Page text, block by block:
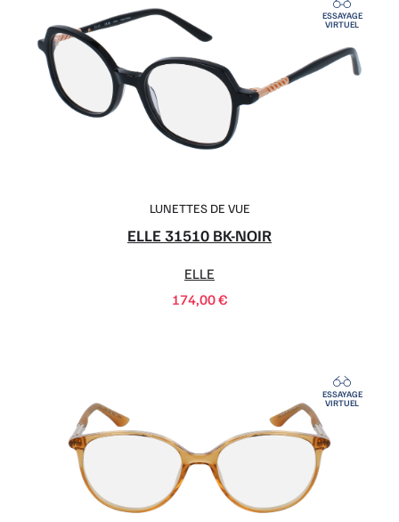
LUNETTES DE VUE
ELLE 31510 BK-NOIR
ELLE
174,00€
ESSAYAGE
VIRTUEL
ESSAYAGE
VIRTUEL